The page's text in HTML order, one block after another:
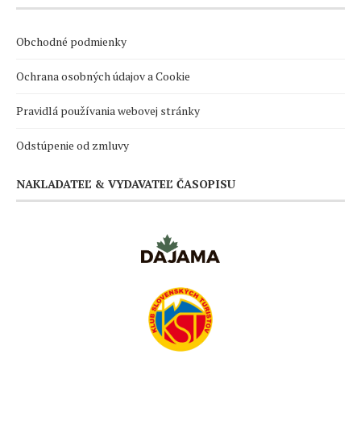
Obchodné podmienky
Ochrana osobných údajov a Cookie
Pravidlá používania webovej stránky
Odstúpenie od zmluvy
NAKLADATEĽ & VYDAVATEĽ ČASOPISU